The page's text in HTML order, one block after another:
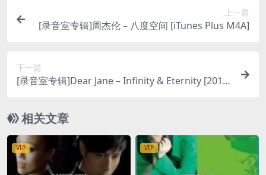
上一篇
[录音室专辑]周杰伦 – 八度空间 [iTunes Plus M4A]
下一篇
[录音室专辑]Dear Jane – Infinity & Eternity [2019]
相关文章
VIP VIP